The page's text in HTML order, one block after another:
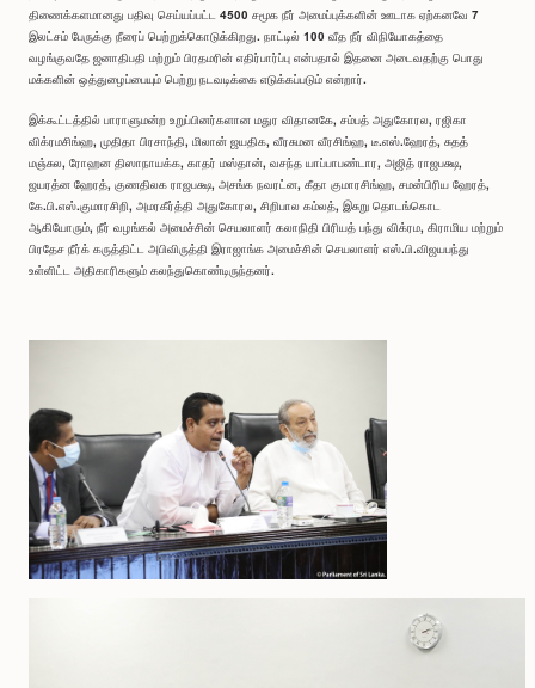
திணைக்களமானது பதிவு செய்யப்பட்ட 4500 சமூக நீர் அமைப்புக்களின் ஊடாக ஏற்கனவே 7
இலட்சம் பேருக்கு நீரைப் பெற்றுக்கொடுக்கிறது. நாட்டில் 100 வீத நீர் விநியோகத்தை
வழங்குவதே ஜனாதிபதி மற்றும் பிரதமரின் எதிர்பார்ப்பு என்பதால் இதனை அடைவதற்கு பொது
மக்களின் ஒத்துழைப்பையும் பெற்று நடவடிக்கை எடுக்கப்படும் என்றார்.
இக்கூட்டத்தில் பாராளுமன்ற உறுப்பினர்களான மதுர விதானகே, சம்பத் அதுகோரல, ரஜிகா
விக்ரமசிங்ஹ, முதிதா பிரசாந்தி, மிலான் ஜயதிக, வீரசுமன வீரசிங்ஹ, டீ.எஸ்.ஹேரத், சுதத்
மஞ்சுல, ரோஹன திஸாநாயக்க, காதர் மஸ்தான், வசந்த யாப்பாபண்டார, அஜித் ராஜபக்ஷ,
ஜயரத்ன ஹேரத், குணதிலக ராஜபக்ஷ, அசங்க நவரட்ன, கீதா குமாரசிங்ஹ, சமன்பிரிய ஹேரத்,
கே.பி.எஸ்.குமாரசிறி, அமரகீர்த்தி அதுகோரல, சிறிபால கம்லத், இசுறு தொடங்கொட
ஆகியோரும், நீர் வழங்கல் அமைச்சின் செயலாளர் கலாநிதி பிரியத் பந்து விக்ரம, கிராமிய மற்றும்
பிரதேச நீர்க் கருத்திட்ட அபிவிருத்தி இராஜாங்க அமைச்சின் செயலாளர் எஸ்.பி.விஜயபந்து
உள்ளிட்ட அதிகாரிகளும் கலந்துகொண்டிருந்தனர்.